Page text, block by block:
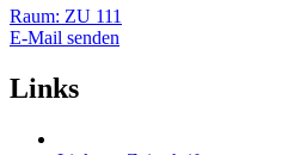
Raum: ZU 111
E-Mail senden
Links